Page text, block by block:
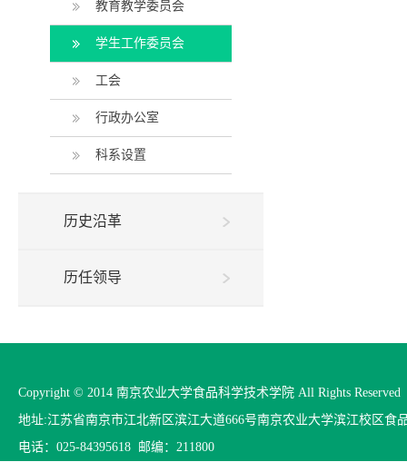
教育教学委员会
学生工作委员会
工会
行政办公室
科系设置
历史沿革
历任领导
Copyright © 2014 南京农业大学食品科学技术学院 All Rights Reserved
地址:江苏省南京市江北新区滨江大道666号南京农业大学滨江校区食
电话：025-84395618 邮编：211800